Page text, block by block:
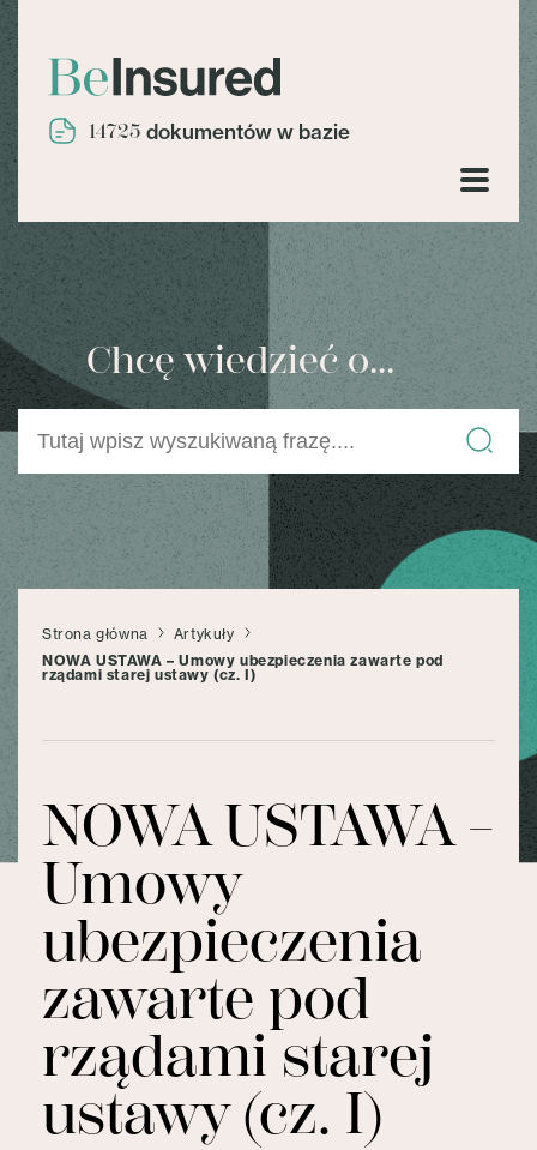
14725 dokumentów w bazie
Chcę wiedzieć o...
Strona główna
Artykuły
NOWA USTAWA – Umowy ubezpieczenia zawarte pod
rządami starej ustawy (cz. I)
NOWA USTAWA –
Umowy
ubezpieczenia
zawarte pod
rządami starej
ustawy (cz. I)